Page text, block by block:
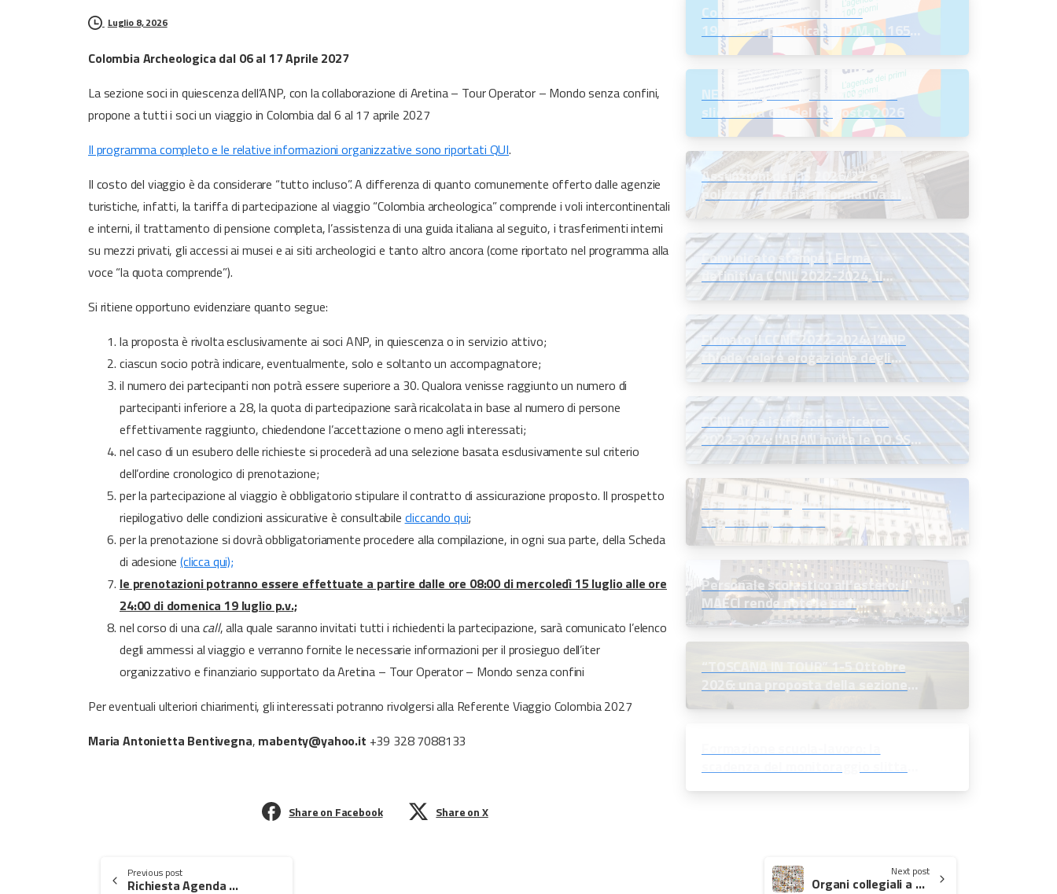
Luglio 8, 2026
Colombia Archeologica dal 06 al 17 Aprile 2027
La sezione soci in quiescenza dell’ANP, con la collaborazione di Aretina – Tour Operator – Mondo senza confini,
propone a tutti i soci un viaggio in Colombia dal 6 al 17 aprile 2027
Il programma completo e le relative informazioni organizzative sono riportati QUI.
Il costo del viaggio è da considerare “tutto incluso”. A differenza di quanto comunemente offerto dalle agenzie
turistiche, infatti, la tariffa di partecipazione al viaggio “Colombia archeologica” comprende i voli intercontinentali
e interni, il trattamento di pensione completa, l’assistenza di una guida italiana al seguito, i trasferimenti interni
su mezzi privati, gli accessi ai musei e ai siti archeologici e tanto altro ancora (come riportato nel programma alla
voce “la quota comprende”).
Si ritiene opportuno evidenziare quanto segue:
la proposta è rivolta esclusivamente ai soci ANP, in quiescenza o in servizio attivo;
ciascun socio potrà indicare, eventualmente, solo e soltanto un accompagnatore;
il numero dei partecipanti non potrà essere superiore a 30. Qualora venisse raggiunto un numero di
partecipanti inferiore a 28, la quota di partecipazione sarà ricalcolata in base al numero di persone
effettivamente raggiunto, chiedendone l’accettazione o meno agli interessati;
nel caso di un esubero delle richieste si procederà ad una selezione basata esclusivamente sul criterio
dell’ordine cronologico di prenotazione;
per la partecipazione al viaggio è obbligatorio stipulare il contratto di assicurazione proposto. Il prospetto
riepilogativo delle condizioni assicurative è consultabile cliccando qui;
per la prenotazione si dovrà obbligatoriamente procedere alla compilazione, in ogni sua parte, della Scheda
di adesione(clicca qui);
le prenotazioni potranno essere effettuate a partire dalle ore 08:00 di mercoledì 15 luglio alle ore
24:00 di domenica 19 luglio p.v.;
nel corso di unacall, alla quale saranno invitati tutti i richiedenti la partecipazione, sarà comunicato l’elenco
degli ammessi al viaggio e verranno fornite le necessarie informazioni per il prosieguo dell’iter
organizzativo e finanziario supportato da Aretina – Tour Operator – Mondo senza confini
Per eventuali ulteriori chiarimenti, gli interessati potranno rivolgersi alla Referente Viaggio Colombia 2027
Maria Antonietta Bentivegna, mabenty@yahoo.it +39 328 7088133
Share on Facebook Share on X
Concorso riservato D.M. n.
197/2023: pubblicati il D.M. n. 165
del 7 agosto 2026 e l’Avviso per la
scelta della regione
NEODS26 | La registrazione e le
slide della call del 6 agosto 2026
Assunzioni dei DS 2026/27 e
polizza sanitaria: informativa al
MIM
Comunicato stampa | Firma
definitiva CCNL 2022-2024, il
commento del Presidente ANP
Firmato il CCNL 2022-2024: l’ANP
chiede celere erogazione degli
arretrati
CCNL Area istruzione e ricerca
2022-2024: l’ARAN invita le OO.SS.
alla firma definitiva
Assunzioni dirigenti scolastici: un
segnale importante
Personale scolastico all’estero: il
MAECI rende note le sedi
disponibili e indice le selezioni
Continue
Previous post
Richiesta Agenda 2026 (solo per i neodirigenti soci ANP)
Next post
Organi collegiali a distanza: l’ANP chiede al MIM una precisazione attuativa